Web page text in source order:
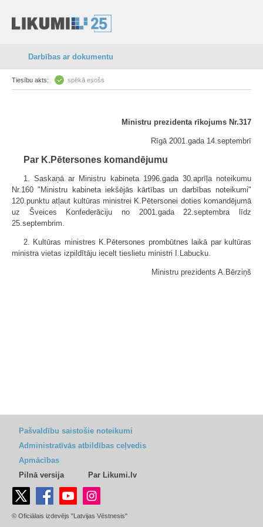
Darbības ar dokumentu
Tiesību akts: spēkā esošs
Ministru prezidenta rīkojums Nr.317
Rīgā 2001.gada 14.septembrī
Par K.Pētersones komandējumu
1. Saskaņā ar Ministru kabineta 1996.gada 30.aprīļa noteikumu
Nr.160 "Ministru kabineta iekšējās kārtības un darbības noteikumi"
120.punktu atļaut kultūras ministrei K.Pētersonei doties komandējumā
uz Šveices Konfederāciju no 2001.gada 22.septembra līdz
25.septembrim.
2. Kultūras ministres K.Pētersones prombūtnes laikā par kultūras
ministra vietas izpildītāju iecelt tieslietu ministri I.Labucku.
Ministru prezidents A.Bērziņš
Pašvaldību saistošie noteikumi
Administratīvās atbildības ceļvedis
Apmācības
Pilnā versija
Par Likumi.lv
© Oficiālais izdevējs "Latvijas Vēstnesis"